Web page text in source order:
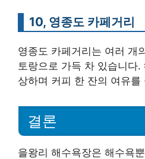
10, 영종도 카페거리
영종도 카페거리는 여러 개
토랑으로 가득 차 있습니다
상하며 커피 한 잔의 여유를
결론
을왕리 해수욕장은 해수욕